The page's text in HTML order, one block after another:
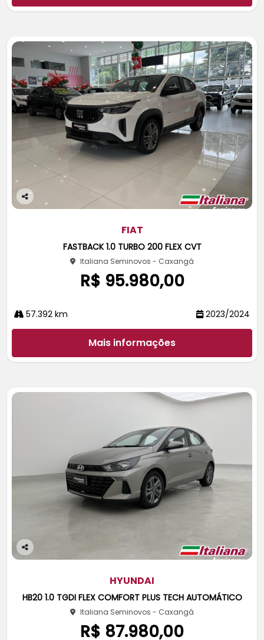
Co
FIAT
FASTBACK 1.0 TURBO 200 FLEX CVT
Italiana Seminovos - Caxangá
R$ 95.980,00
57.392 km 2023/2024
Mais informações
Co
he
HYUNDAI
HB20 1.0 TGDI FLEX COMFORT PLUS TECH AUTOMÁTICO
Italiana Seminovos - Caxangá
R$ 87.980,00